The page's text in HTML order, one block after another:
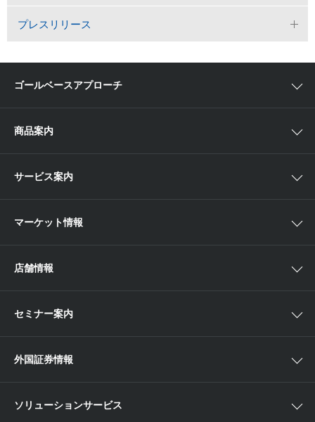
プレスリリース
ゴールベースアプローチ
αポート
商品案内
欧米株
ETF・ETN・REIT
ラップサービス
新商品情報
サービス案内
取引ツール
各種お手続き
便利なサービス
当社サービスのご利用にあたって
マーケット情報
店舗情報
近畿
セミナー案内
外国証券情報
ソリューションサービス